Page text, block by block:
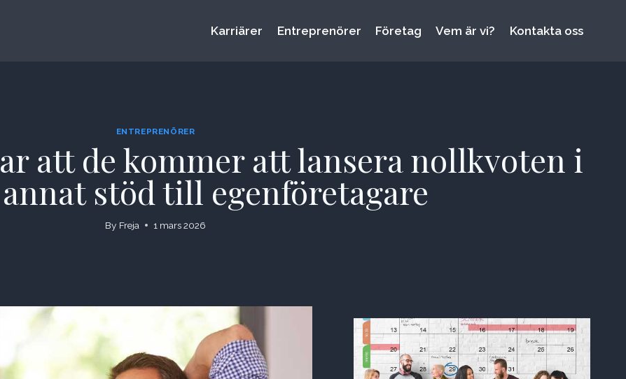
Karriärer Entreprenörer Företag Vem är vi? Kontakta oss
ENTREPRENÖRER
att de kommer att lansera nollkvoten i
stöd till egenföretagare
By Freja 1 mars 2026